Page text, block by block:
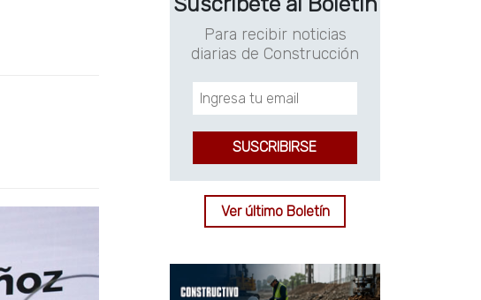
Para recibir noticias
diarias de Construcción
Ver último Boletín